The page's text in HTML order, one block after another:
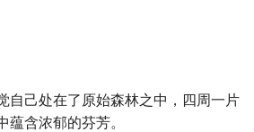
自己处在了原始森林之中，四周一片
含浓郁的芬芳。